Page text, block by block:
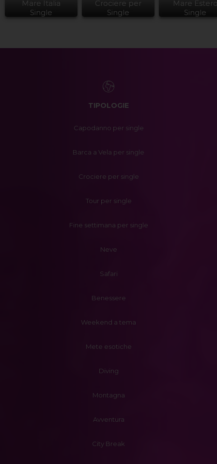
Mare Italia
Single
Crociere per
Single
Mare
Single
TIPOLOGIE
Capodanno per single
Barca a Vela per single
Crociere per single
Tour per single
Fine settimana per single
Neve
Safari
Benessere
Weekend a tema
Mete esotiche
Diving
Montagna
Avventura
City Break